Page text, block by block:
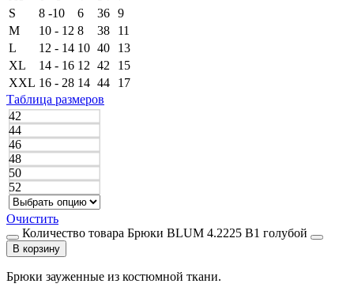
S
8 -10 6 36 9
M
10 - 12 8 38
11
L
12 - 14 10 40
13
XL
14 - 16 12 42
15
XXL 16 - 28 14 44
17
Таблица размеров
42
44
46
48
50
52
Очистить
Количество товара Брюки BLUM 4.2225 B1 голубой
В корзину
Брюки зауженные из костюмной ткани.